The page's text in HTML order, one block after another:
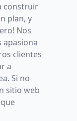
construir
plan, y
Nos
apasiona
clientes
a
Si no
sitio web